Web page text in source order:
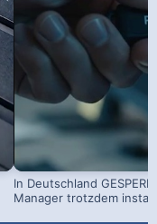
In Deutschland
Manager trotzdem